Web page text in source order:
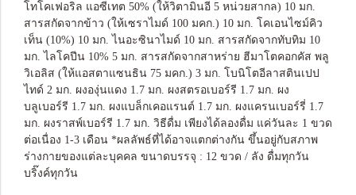
โทโคเฟอริล แอซีเทต 50% (ให้วิตามินอี 5 หน่วยสากล) 10 มก.
สารสกัดจากข้าว (ให้เซราไมด์ 100 มคก.) 10 มก. โคเอนไซม์คิว
เท็น (10%) 10 มก. ไนอะซินาไมด์ 10 มก. สารสกัดจากทับทิม 10
มก. ไลโคปีน 10% 5 มก. สารสกัดจากสาหร่าย ฮีมาโตคอกคัส พลู
วิเอลิส (ให้แอสตาแซนธิน 75 มคก.) 3 มก. โบนิโตอีลาสตินเปป
ไทด์ 2 มก. ผงองุ่นแดง 1.7 มก. ผงสตรอเบอร์รี 1.7 มก. ผง
บลูเบอร์รี 1.7 มก. ผงแบล็กเคอแรนต์ 1.7 มก. ผงแครนเบอร์รี่ 1.7
มก. ผงราสพ์เบอร์รี 1.7 มก. วิธีดื่ม เพียงได้ลองดื่ม แค่วันละ 1 ขวด
ต่อเนื่อง 1-3 เดือน *ผลลัพธ์ที่ได้อาจแตกต่างกัน ขึ้นอยู่กับสภาพ
ร่างกายของแต่ละบุคคล ขนาดบรรจุ : 12 ขวด / ลัง ดื่มทุกวัน
บริ๊งค์ทุกวัน